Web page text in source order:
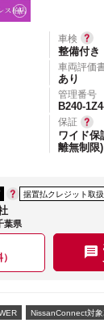
車検
整備付き
車両評価
あり
管理番号
B240-
保証
ワイド保
離無制限)
据置払クレジット取
葉県
NissanConnect対